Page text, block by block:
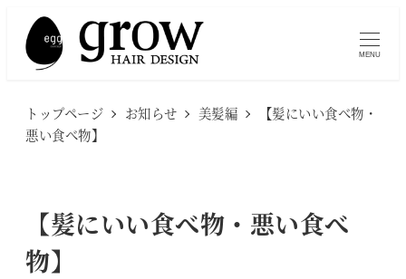
MENU
トップページ お知らせ 美髪編
【髪にいい食べ物・
悪い食べ物】
【髪にいい食べ物・悪い食べ
物】